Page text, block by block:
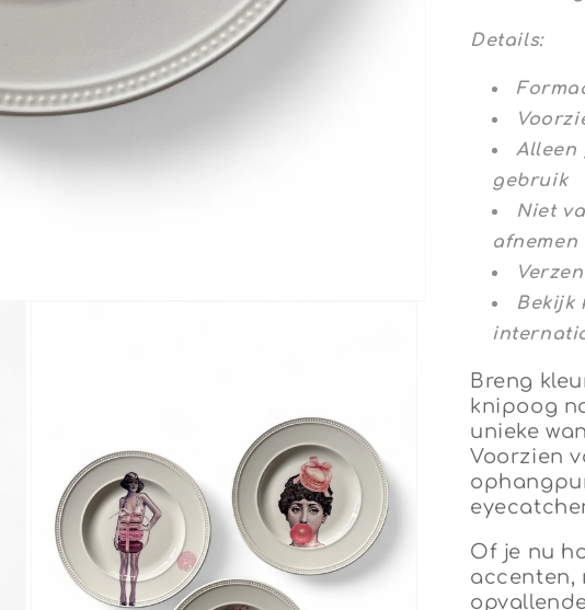
Details:
Alleen
gebruik
Niet
afnemen
Bekijk
Breng
knipoog
unieke
Voorzien
Of je nu
accenten,